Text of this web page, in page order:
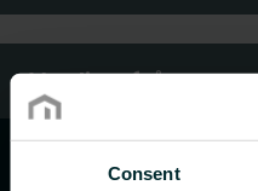
Consent
Vanliga frågor